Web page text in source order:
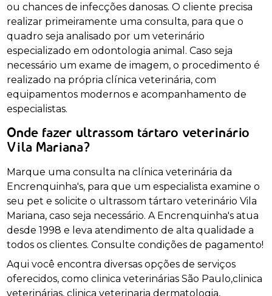
ou chances de infecções danosas. O cliente precisa
realizar primeiramente uma consulta, para que o
quadro seja analisado por um veterinário
especializado em odontologia animal. Caso seja
necessário um exame de imagem, o procedimento é
realizado na própria clínica veterinária, com
equipamentos modernos e acompanhamento de
especialistas.
Onde fazer ultrassom tártaro veterinário
Vila Mariana?
Marque uma consulta na clínica veterinária da
Encrenquinha's, para que um especialista examine o
seu pet e solicite o ultrassom tártaro veterinário Vila
Mariana, caso seja necessário. A Encrenquinha's atua
desde 1998 e leva atendimento de alta qualidade a
todos os clientes. Consulte condições de pagamento!
Aqui você encontra diversas opções de serviços
oferecidos, como clinica veterinárias São Paulo,clinica
veterinárias, clinica veterinaria dermatologia,